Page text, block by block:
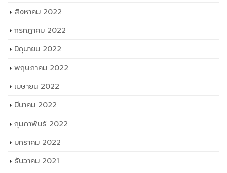
สิงหาคม 2022
กรกฎาคม 2022
มิถุนายน 2022
พฤษภาคม 2022
เมษายน 2022
มีนาคม 2022
กุมภาพันธ์ 2022
มกราคม 2022
ธันวาคม 2021